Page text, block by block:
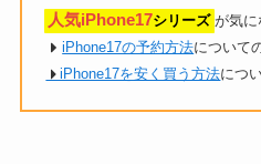
人気iPhone17シリーズ が気に
iPhone17の予約方法について
iPhone17を安く買う方法につ